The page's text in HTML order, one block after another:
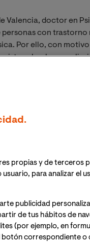
Valencia, doctor en
con trastorno
Por ello, con
sobre las
que trasciende su
y durante mi
recuerdos de oír
los largos y rápidos
se consideraba jazz
la actividad musical
tiempo que entré
seguido produciendo
casos, premiadas
trabajo de psicólogo
propias y de terceros
para analizar el
publicidad
de tus hábitos de
(por ejemplo, en
correspondiente o